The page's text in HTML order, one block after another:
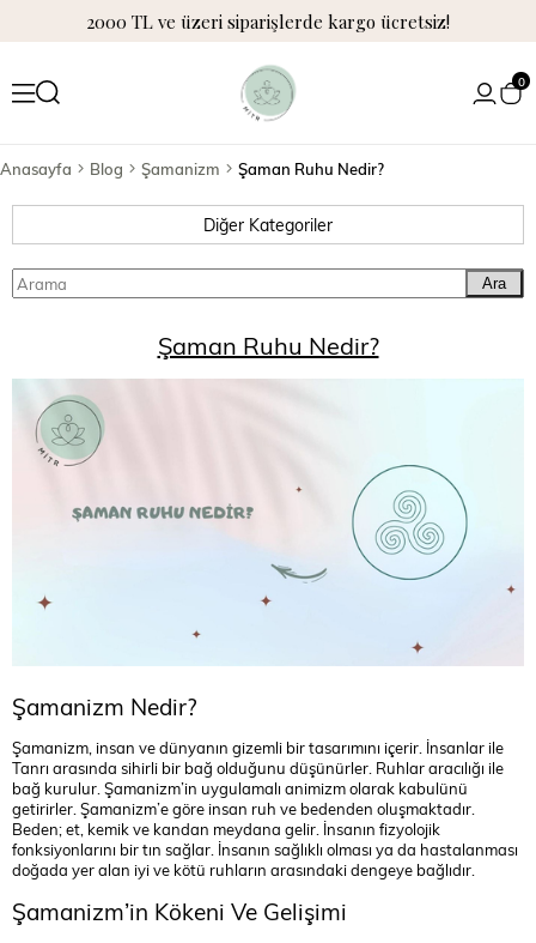
2000 TL ve üzeri siparişlerde kargo ücretsiz!
0
Anasayfa Blog Şamanizm Şaman Ruhu Nedir?
Diğer Kategoriler
Ara
Şaman Ruhu Nedir?
Şamanizm Nedir?
Şamanizm, insan ve dünyanın gizemli bir tasarımını içerir. İnsanlar ile
Tanrı arasında sihirli bir bağ olduğunu düşünürler. Ruhlar aracılığı ile
bağ kurulur. Şamanizm’in uygulamalı animizm olarak kabulünü
getirirler. Şamanizm’e göre insan ruh ve bedenden oluşmaktadır.
Beden; et, kemik ve kandan meydana gelir. İnsanın fizyolojik
fonksiyonlarını bir tın sağlar. İnsanın sağlıklı olması ya da hastalanması
doğada yer alan iyi ve kötü ruhların arasındaki dengeye bağlıdır.
Şamanizm’in Kökeni Ve Gelişimi